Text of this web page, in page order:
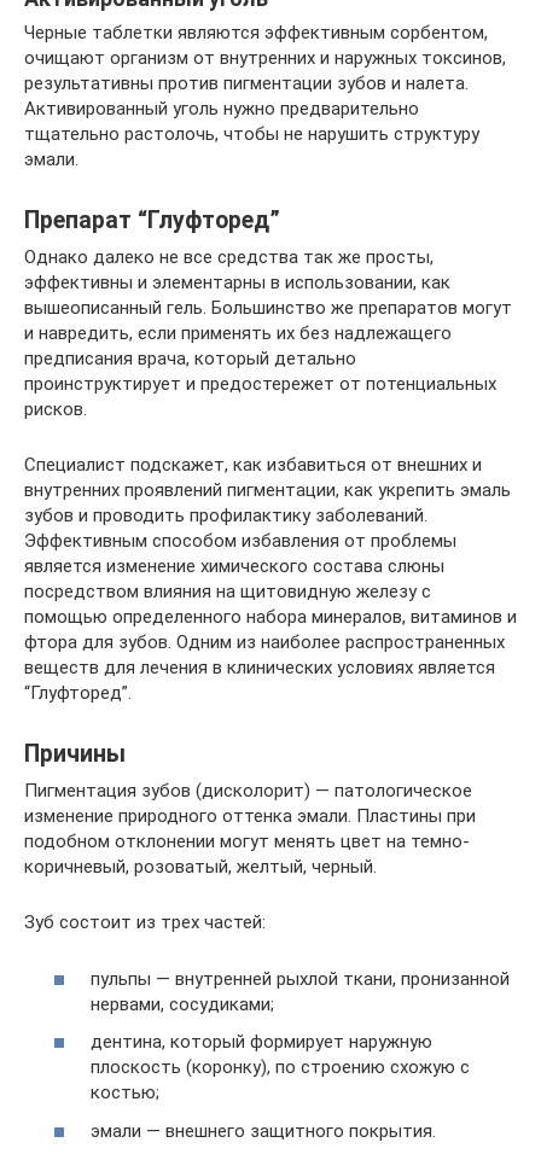
Черные таблетки являются эффективным сорбентом,
очищают организм от внутренних и наружных токсинов,
результативны против пигментации зубов и налета.
Активированный уголь нужно предварительно
тщательно растолочь, чтобы не нарушить структуру
эмали.
Препарат “Глуфторед”
Однако далеко не все средства так же просты,
эффективны и элементарны в использовании, как
вышеописанный гель. Большинство же препаратов могут
и навредить, если применять их без надлежащего
предписания врача, который детально
проинструктирует и предостережет от потенциальных
рисков.
Специалист подскажет, как избавиться от внешних и
внутренних проявлений пигментации, как укрепить эмаль
зубов и проводить профилактику заболеваний.
Эффективным способом избавления от проблемы
является изменение химического состава слюны
посредством влияния на щитовидную железу с
помощью определенного набора минералов, витаминов и
фтора для зубов. Одним из наиболее распространенных
веществ для лечения в клинических условиях является
“Глуфторед”.
Причины
Пигментация зубов (дисколорит) — патологическое
изменение природного оттенка эмали. Пластины при
подобном отклонении могут менять цвет на темно-
коричневый, розоватый, желтый, черный.
Зуб состоит из трех частей:
пульпы — внутренней рыхлой ткани, пронизанной
нервами, сосудиками;
дентина, который формирует наружную
плоскость (коронку), по строению схожую с
костью;
эмали — внешнего защитного покрытия.